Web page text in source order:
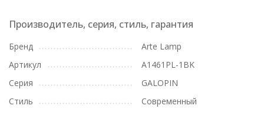
Производитель, серия, стиль, гарантия
Бренд
Arte Lamp
Артикул
A1461PL-1BK
Серия
GALOPIN
Стиль
Современный